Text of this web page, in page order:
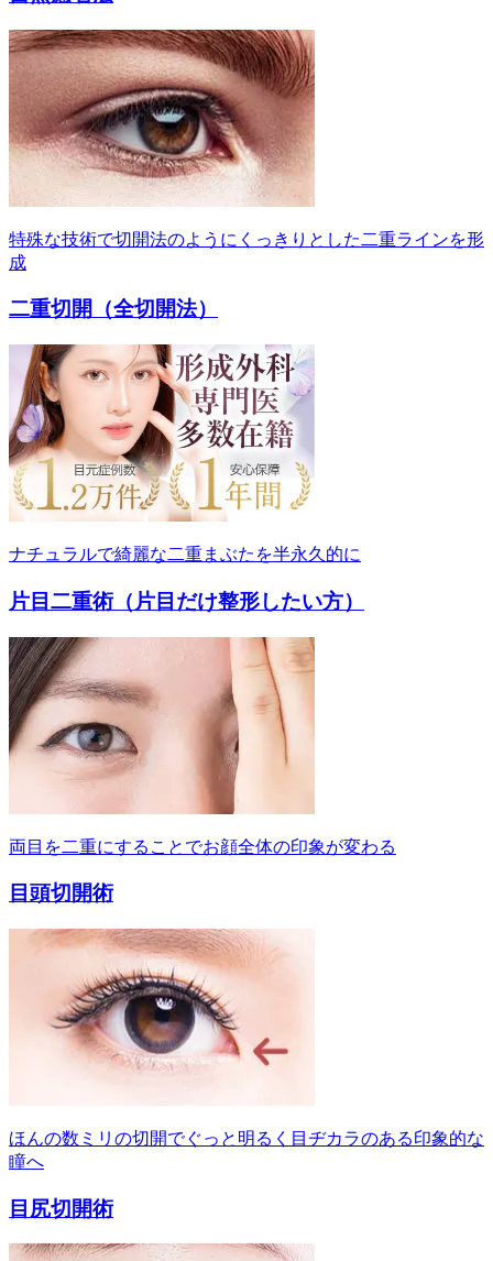
特殊な技術で切開法のようにくっきりとした二重ラインを形
成
二重切開（全切開法）
ナチュラルで綺麗な二重まぶたを半永久的に
片目二重術（片目だけ整形したい方）
両目を二重にすることでお顔全体の印象が変わる
目頭切開術
ほんの数ミリの切開でぐっと明るく目ヂカラのある印象的な
瞳へ
目尻切開術